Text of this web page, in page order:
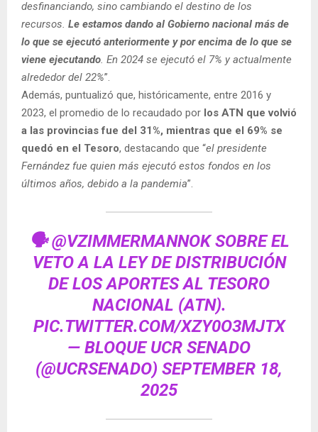
desfinanciando, sino cambiando el destino de los
recursos. Le estamos dando al Gobierno nacional más de
lo que se ejecutó anteriormente y por encima de lo que se
viene ejecutando. En 2024 se ejecutó el 7% y actualmente
alrededor del 22%”.
Además, puntualizó que, históricamente, entre 2016 y
2023, el promedio de lo recaudado por los ATN que volvió
a las provincias fue del 31%, mientras que el 69% se
quedó en el Tesoro, destacando que “el presidente
Fernández fue quien más ejecutó estos fondos en los
últimos años, debido a la pandemia”.
🗣@VZIMMERMANNOKSOBRE EL
VETO A LA LEY DE DISTRIBUCIÓN
DE LOS APORTES AL TESORO
NACIONAL (ATN).
PIC.TWITTER.COM/XZY0O3MJTX
— BLOQUE UCR SENADO
(@UCRSENADO) SEPTEMBER 18,
2025